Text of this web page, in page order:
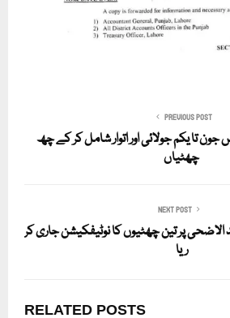
PREVIOUS POST
تا یکم جولائی اور اتوار شامل کر کے چھ
چھٹیاں
NEXT POST
پر تین چھٹیوں کا نوٹیفکیشن جاری کر
ریا
RELATED POSTS